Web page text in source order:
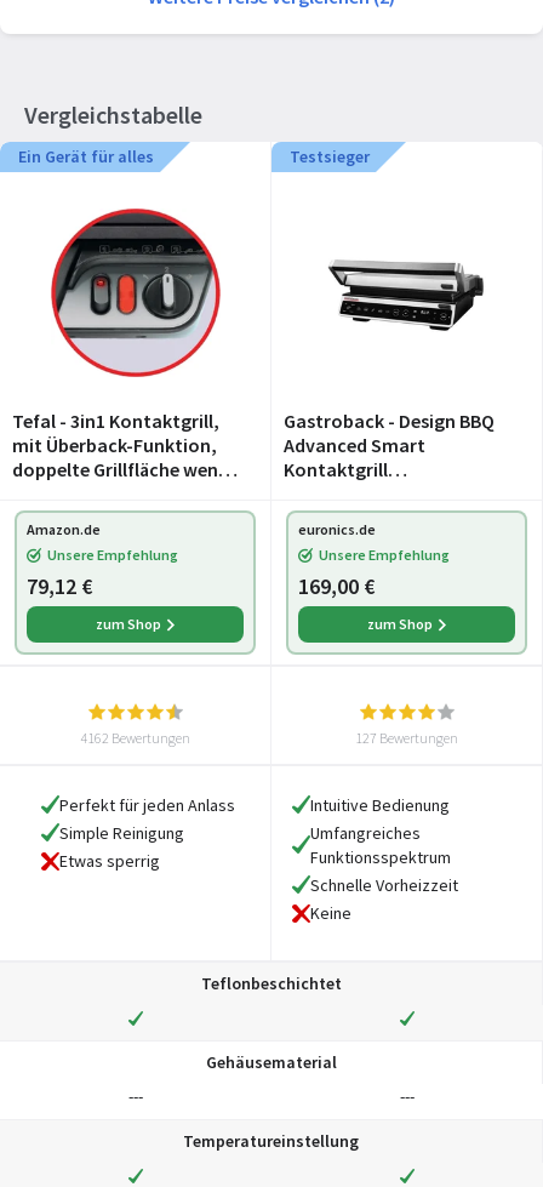
Vergleichstabelle
Ein Gerät für alles
Tefal - 3in1 Kontaktgrill,
mit Überback-Funktion,
doppelte Grillfläche wenn
Tischgrill/BBQ, Sandwich,
Steak, Panini, regelbarer
Thermostat, an
Testsieger
Gastroback - Design BBQ
Advanced Smart
Kontaktgrill
Amazon.de
Unsere Empfehlung
79,12 €
zum Shop
euronics.de
Unsere Empfehlung
169,00 €
zum Shop
4162 Bewertungen 127 Bewertungen
Perfekt für jeden Anlass
Simple Reinigung
Etwas sperrig
Intuitive Bedienung
Umfangreiches
Funktionsspektrum
Schnelle Vorheizzeit
Keine
Teflonbeschichtet
Gehäusematerial
---
---
Temperatureinstellung